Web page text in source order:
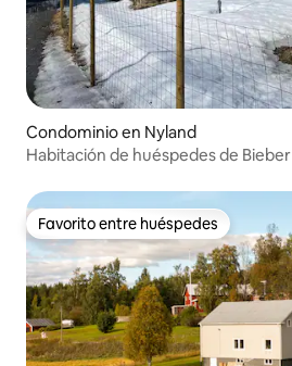
Condominio en Nyland
Habitación de huéspedes de Bieber
Favorito entre huéspedes
Favorito entre huéspedes